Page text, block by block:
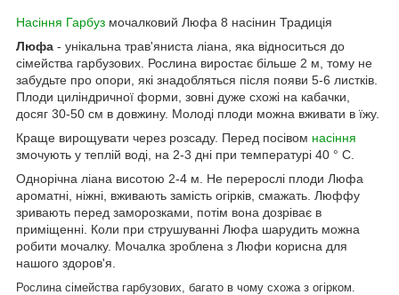
Насіння Гарбуз мочалковий Люфа 8 насінин Традиція
Люфа - унікальна трав'яниста ліана, яка відноситься до
сімейства гарбузових. Рослина виростає більше 2 м, тому не
забудьте про опори, які знадобляться після появи 5-6 листків.
Плоди циліндричної форми, зовні дуже схожі на кабачки,
досяг 30-50 см в довжину. Молоді плоди можна вживати в їжу.
Краще вирощувати через розсаду. Перед посівом насіння
змочують у теплій воді, на 2-3 дні при температурі 40 ° C.
Однорічна ліана висотою 2-4 м. Не перерослі плоди Люфа
ароматні, ніжні, вживають замість огірків, смажать. Люффу
зривають перед заморозками, потім вона дозріває в
приміщенні. Коли при струшуванні Люфа шарудить можна
робити мочалку. Мочалка зроблена з Люфи корисна для
нашого здоров'я.
Рослина сімейства гарбузових, багато в чому схожа з огірком.